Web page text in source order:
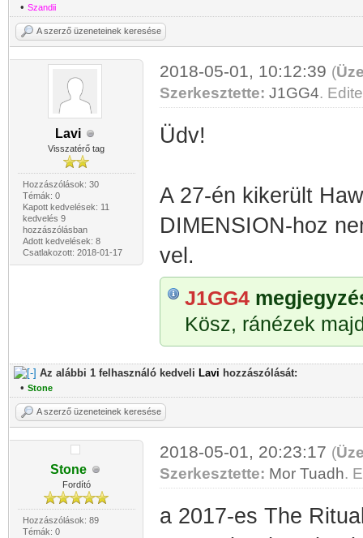
• Szandii
A szerző üzeneteinek keresése
Lavi
Visszatérő tag
Hozzászólások: 30
Témák: 0
Kapott kedvelések: 11
kedvelés 9
hozzászólásban
Adott kedvelések: 8
Csatlakozott: 2018-01-17
2018-05-01, 10:12:39 (
Szerkesztette: J1GG4.
Üdv!
A 27-én kikerült
DIMENSION-hoz
vel.
J1GG4
Kösz, ránézek
Az alábbi 1 felhasználó kedveli Lavi hozzászólását:
• Stone
A szerző üzeneteinek keresése
Stone
Fordító
Hozzászólások: 89
Témák: 0
2018-05-01, 20:23:17 (
Szerkesztette: Mor Tuadh.
a 2017-es The